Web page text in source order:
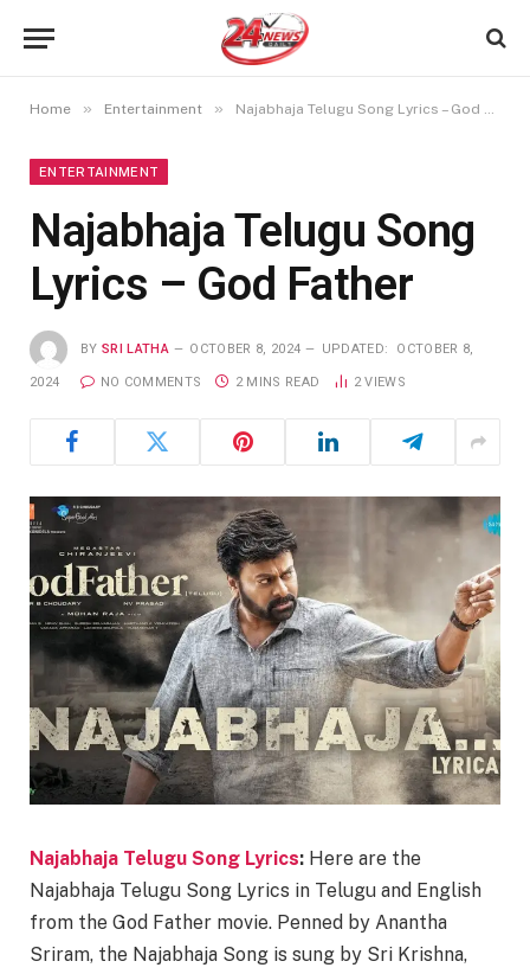
Home » Entertainment » Najabhaja Telugu Song Lyrics – God Father
ENTERTAINMENT
Najabhaja Telugu Song
Lyrics – God Father
BY SRI LATHA OCTOBER 8, 2024 UPDATED: OCTOBER 8,
2024 NO COMMENTS 2 MINS READ 2VIEWS
Najabhaja Telugu Song Lyrics: Here are the
Najabhaja Telugu Song Lyrics in Telugu and English
from the God Father movie. Penned by Anantha
Sriram, the Najabhaja Song is sung by Sri Krishna,